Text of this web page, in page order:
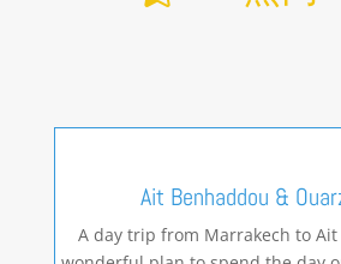
Ait Benhaddou &
A day trip from Marrakech to